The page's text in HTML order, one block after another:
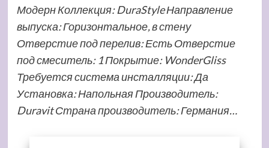
Модерн Коллекция: DuraStyle Направление
выпуска: Горизонтальное, в стену
Отверстие под перелив: Есть Отверстие
под смеситель: 1 Покрытие: WonderGliss
Требуется система инсталляции: Да
Установка: Напольная Производитель:
Duravit Страна производитель: Германия…